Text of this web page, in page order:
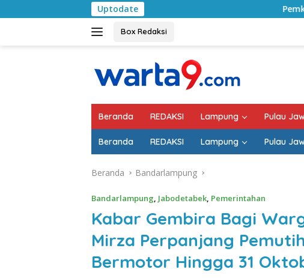
ke
Uptodate Pemkab Lampung Selatan
Box Redaksi
Beranda REDAKSI Lampung Pulau
Beranda REDAKSI Lampung Pulau
Beranda Bandarlampung
Bandarlampung, Jabodetabek, Pemerintahan
Kabar Gembira Bagi
Mirza Perpanjang
Bermotor Hingga 31